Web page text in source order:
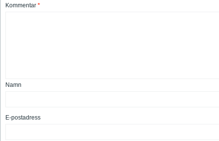
Kommentar *
Namn
E-postadress